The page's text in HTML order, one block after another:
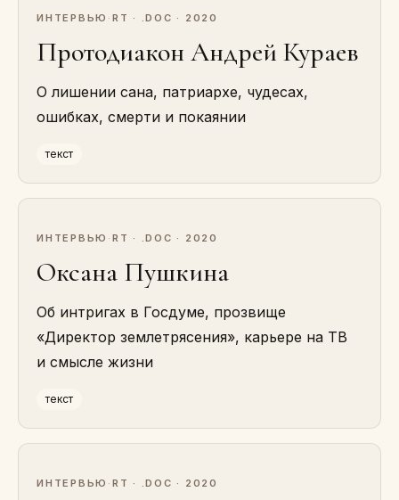
ИНТЕРВЬЮ · RT · .DOC · 2020
Протодиакон Андрей Кураев
О лишении сана, патриархе, чудесах,
ошибках, смерти и покаянии
текст
ИНТЕРВЬЮ · RT · .DOC · 2020
Оксана Пушкина
Об интригах в Госдуме, прозвище
«Директор землетрясения», карьере на ТВ
и смысле жизни
текст
ИНТЕРВЬЮ · RT · .DOC · 2020